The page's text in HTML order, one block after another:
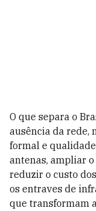
O que separa o
ausência da rede,
formal e
antenas, ampliar
reduzir o custo
os entraves de
que transformam